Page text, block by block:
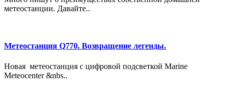
метеостанции. Давайте..
Метеостанция Q770. Возвращение легенды.
Новая метеостанция с цифровой подсветкой Marine
Meteocenter &nbs..